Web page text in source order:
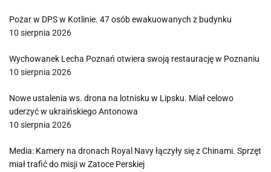
Pożar w DPS w Kotlinie. 47 osób ewakuowanych z budynku
10 sierpnia 2026
Wychowanek Lecha Poznań otwiera swoją restaurację w Poznaniu
10 sierpnia 2026
Nowe ustalenia ws. drona na lotnisku w Lipsku. Miał celowo
uderzyć w ukraińskiego Antonowa
10 sierpnia 2026
Media: Kamery na dronach Royal Navy łączyły się z Chinami. Sprzęt
miał trafić do misji w Zatoce Perskiej